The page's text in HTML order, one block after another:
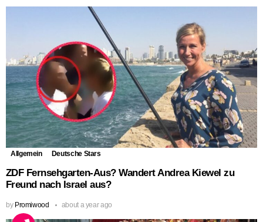
Allgemein Deutsche Stars
ZDF Fernsehgarten-Aus? Wandert Andrea Kiewel zu
Freund nach Israel aus?
by Promiwood about a year ago